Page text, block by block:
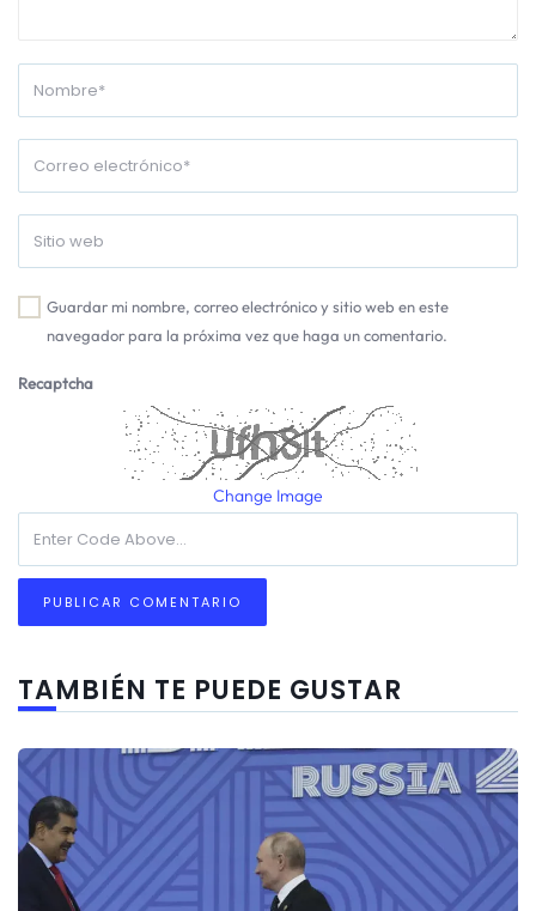
Guardar mi nombre, correo electrónico y sitio web en este
navegador para la próxima vez que haga un comentario.
Recaptcha
Change Image
TAMBIÉN TE PUEDE GUSTAR